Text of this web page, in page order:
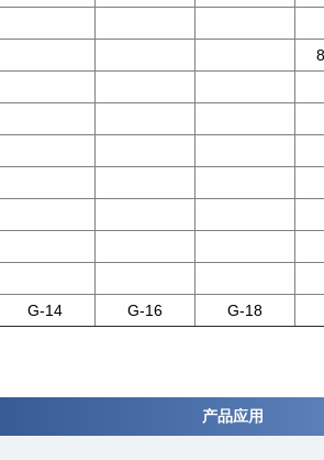
G-14 G-16 G-18
产品应用